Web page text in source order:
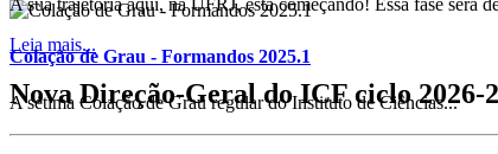
Colação de Grau - Formandos 2025.1
A sétima Colação de Grau regular do Instituto de Ciências...
Leia mais...
Nova Direção-Geral do ICF ciclo 2026-